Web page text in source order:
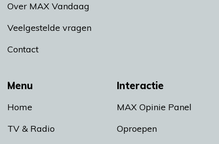
Menu
Home
TV & Radio
Interactie
MAX Opinie Panel
Oproepen
Over MAX Vandaag
Veelgestelde vragen
Contact